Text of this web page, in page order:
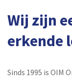
Wij zijn
erkende
Sinds 1995 is OIM